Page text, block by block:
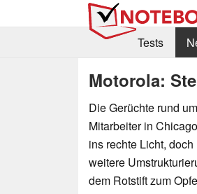
Tests
Motorola:
Die Gerüchte rund
Mitarbeiter in
ins rechte Licht,
weitere
dem Rotstift zum